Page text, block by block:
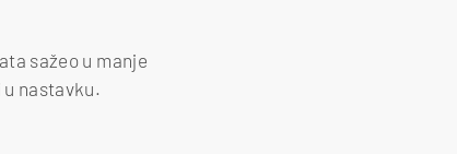
sažeo u manje
nastavku.